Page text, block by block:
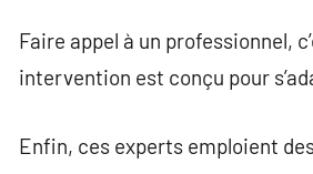
Faire appel à un professionnel,
intervention est conçu pour
Enfin, ces experts emploient